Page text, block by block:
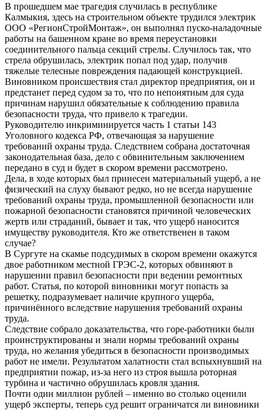
В прошедшем мае трагедия случилась в республике
Калмыкия, здесь на строительном объекте трудился электрик
ООО «РегионСтройМонтаж», он выполнял пуско-наладочные
работы на башенном кране во время переустановки
соединительного пальца секций стрелы. Случилось так, что
стрела обрушилась, электрик попал под удар, получив
тяжелые телесные повреждения падающей конструкцией.
Виновником происшествия стал директор предприятия, он и
предстанет перед судом за то, что по непонятным для суда
причинам нарушил обязательные к соблюдению правила
безопасности труда, что привело к трагедии.
Руководителю инкриминируется часть 1 статьи 143
Уголовного кодекса РФ, отвечающая за нарушение
требований охраны труда. Следствием собрана достаточная
законодательная база, дело с обвинительным заключением
передано в суд и будет в скором времени рассмотрено.
Дела, в ходе которых был принесен материальный ущерб, а не
физический на слуху бывают редко, но не всегда нарушение
требований охраны труда, промышленной безопасности или
пожарной безопасности становятся причиной человеческих
жертв или страданий, бывает и так, что ущерб наносится
имуществу руководителя. Кто же ответственен в таком
случае?
В Сургуте на скамье подсудимых в скором времени окажутся
двое работником местной ГРЭС-2, которых обвиняют в
нарушении правил безопасности при ведении ремонтных
работ. Статья, по которой виновники могут попасть за
решетку, подразумевает наличие крупного ущерба,
причинённого вследствие нарушения требований охраны
труда.
Следствие собрало доказательства, что горе-работники были
проинструктированы и знали нормы требований охраны
труда, но желания убедиться в безопасности производимых
работ не имели. Результатом халатности стал вспыхнувший на
предприятии пожар, из-за него из строя вышла роторная
турбина и частично обрушилась кровля здания.
Почти один миллион рублей – именно во столько оценили
ущерб эксперты, теперь суд решит ограничатся ли виновники